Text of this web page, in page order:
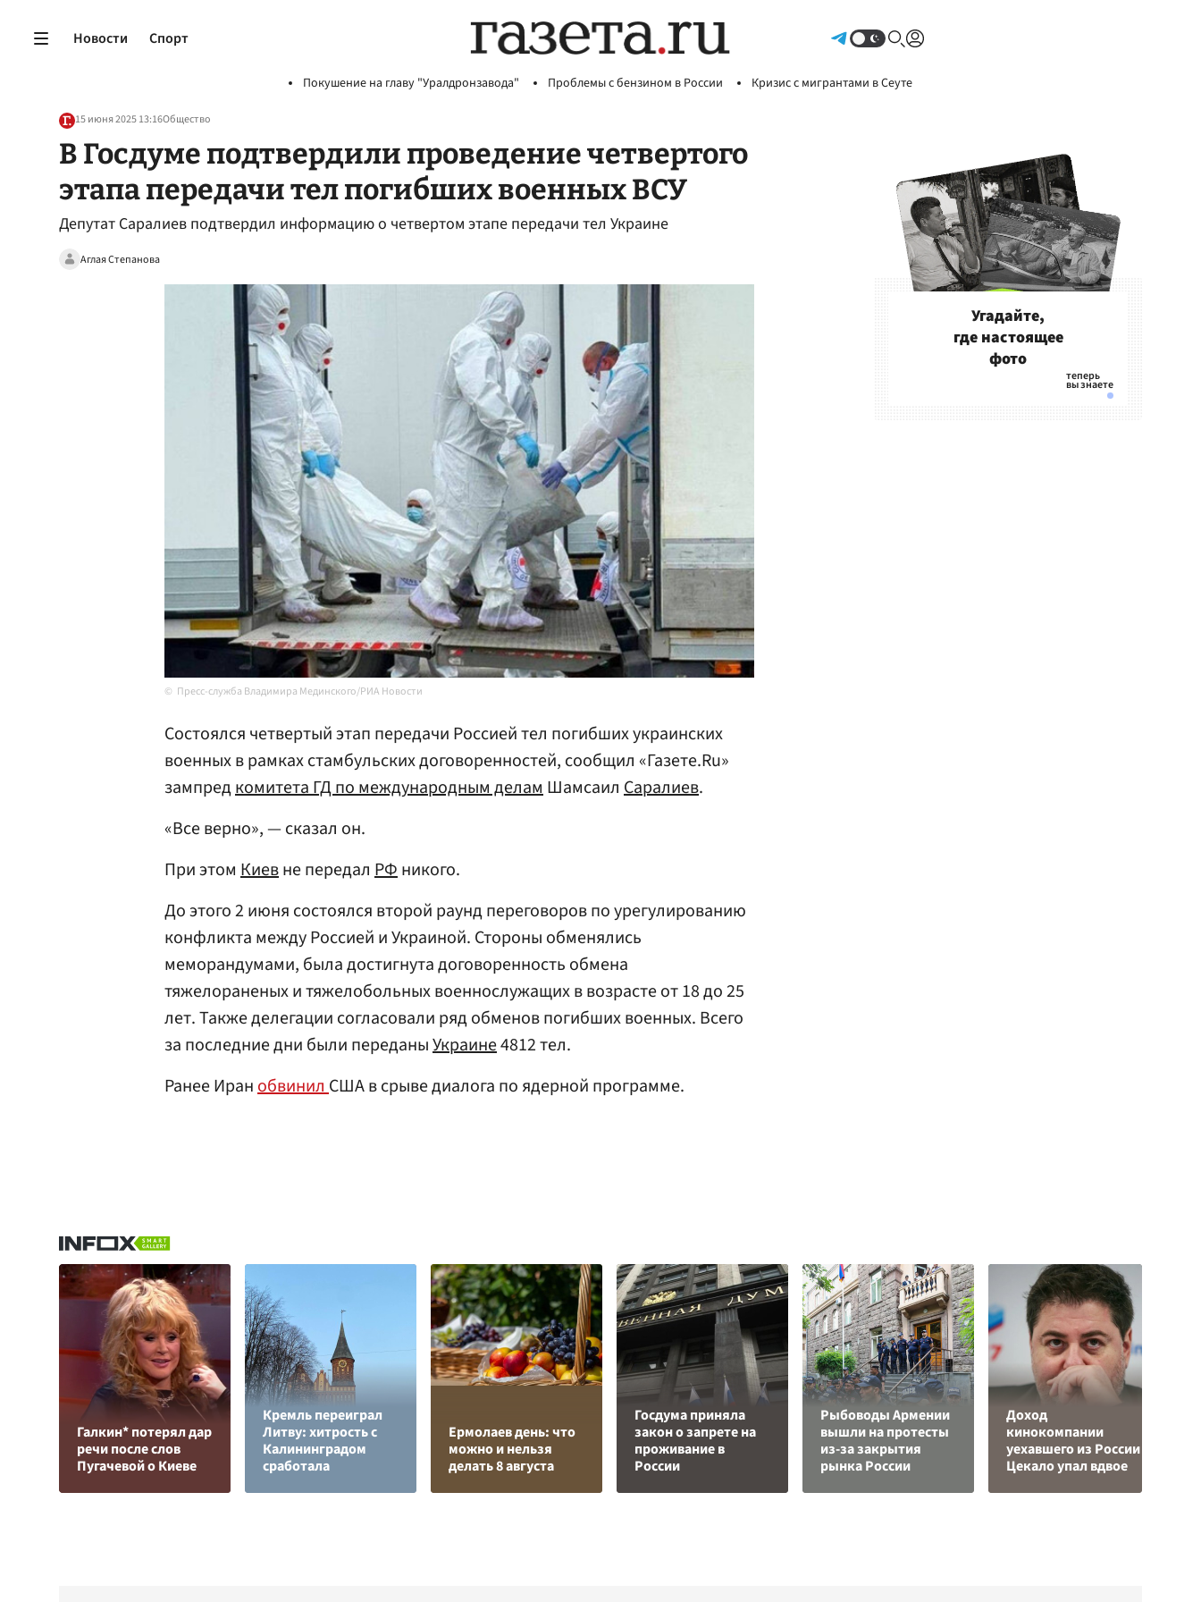
Новости Спорт
Покушение на главу "Уралдронзавода" Проблемы с бензином в России Кризис с мигрантами в Сеуте
15 июня 2025 13:16Общество
В Госдуме подтвердили проведение четвертого
этапа передачи тел погибших военных ВСУ
Депутат Саралиев подтвердил информацию о четвертом этапе передачи тел Украине
Аглая Степанова
Пресс-служба Владимира Мединского/РИА Новости
Состоялся четвертый этап передачи Россией тел погибших украинских
военных в рамках стамбульских договоренностей, сообщил «Газете.Ru»
зампредкомитета ГД по международным деламШамсаил Саралиев.
«Все верно», — сказал он.
При этом Киевне передал РФникого.
До этого 2 июня состоялся второй раунд переговоров по урегулированию
конфликта между Россией и Украиной. Стороны обменялись
меморандумами, была достигнута договоренность обмена
тяжелораненых и тяжелобольных военнослужащих в возрасте от 18 до 25
лет. Также делегации согласовали ряд обменов погибших военных. Всего
за последние дни были переданыУкраине4812 тел.
Ранее ИранобвинилСША в срыве диалога по ядерной программе.
Угадайте,
где настоящее
фото
Галкин* потерял дар
речи после слов
Пугачевой о Киеве
Кремль переиграл
Литву: хитрость с
Калининградом
сработала
Ермолаев день: что
можно и нельзя
делать 8 августа
Госдума приняла
закон о запрете на
проживание в
России
Рыбоводы Армении
вышли на протесты
из-за закрытия
рынка России
Доход
кинокомпании
уехавшего из России
Цекало упал вдвое